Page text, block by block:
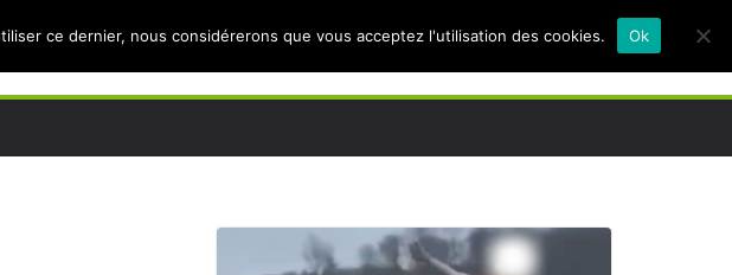
ce dernier, nous considérerons que vous acceptez l'utilisation des cookies. Ok